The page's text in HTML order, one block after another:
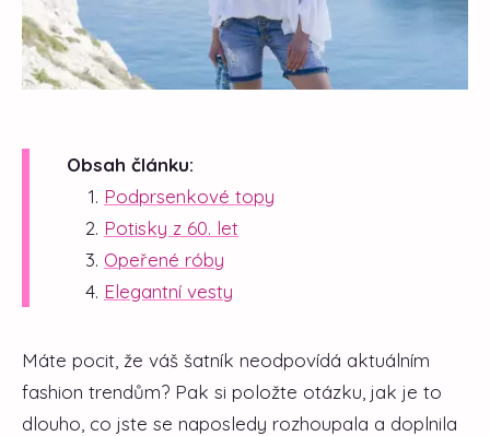
Obsah článku:
Podprsenkové topy
Potisky z 60. let
Opeřené róby
Elegantní vesty
Máte pocit, že váš šatník neodpovídá aktuálním
fashion trendům? Pak si položte otázku, jak je to
dlouho, co jste se naposledy rozhoupala a doplnila